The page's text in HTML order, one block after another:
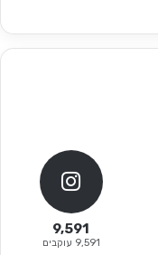
9,591
9,591 עוקבים